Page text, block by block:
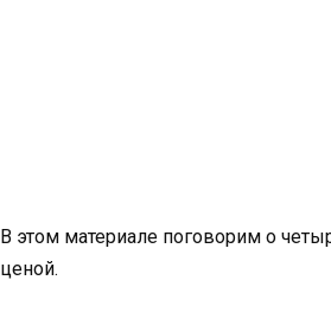
В этом материале поговорим о
ценой.